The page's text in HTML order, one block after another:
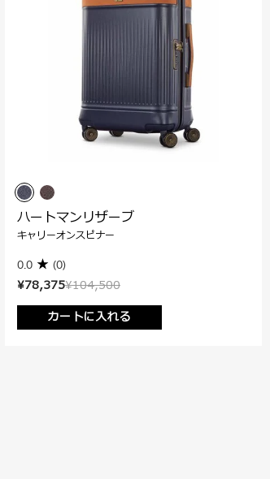
¥104,500
¥78,375
カートに入れる
ハートマンリザーブ
キャリーオンスピナー
0.0 (0)